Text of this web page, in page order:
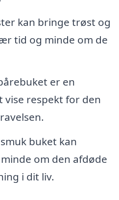
kan bringe trøst og
tid og minde om de
er en
vise respekt for den
buket kan
om den afdøde
i dit liv.